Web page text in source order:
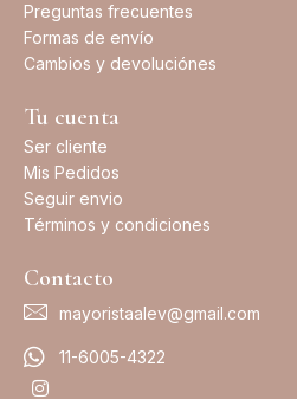
Preguntas frecuentes
Formas de envío
Cambios y devoluciónes
Tu cuenta
Ser cliente
Mis Pedidos
Seguir envio
Términos y condiciones
Contacto
mayoristaalev@gmail.com
11-6005-4322